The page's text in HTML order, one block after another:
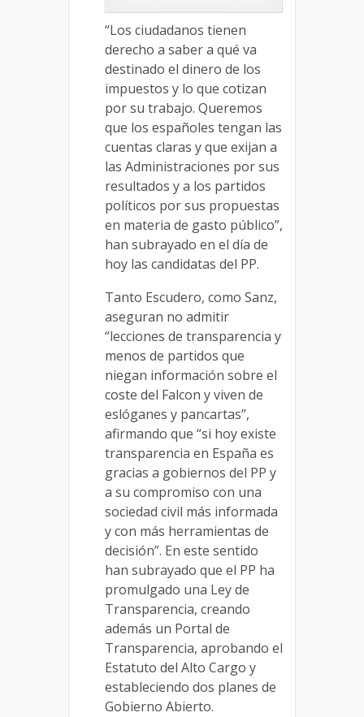
“Los ciudadanos tienen
derecho a saber a qué va
destinado el dinero de los
impuestos y lo que cotizan
por su trabajo. Queremos
que los españoles tengan las
cuentas claras y que exijan a
las Administraciones por sus
resultados y a los partidos
políticos por sus propuestas
en materia de gasto público”,
han subrayado en el día de
hoy las candidatas del PP.
Tanto Escudero, como Sanz,
aseguran no admitir
“lecciones de transparencia y
menos de partidos que
niegan información sobre el
coste del Falcon y viven de
eslóganes y pancartas”,
afirmando que “si hoy existe
transparencia en España es
gracias a gobiernos del PP y
a su compromiso con una
sociedad civil más informada
y con más herramientas de
decisión”. En este sentido
han subrayado que el PP ha
promulgado una Ley de
Transparencia, creando
además un Portal de
Transparencia, aprobando el
Estatuto del Alto Cargo y
estableciendo dos planes de
Gobierno Abierto.